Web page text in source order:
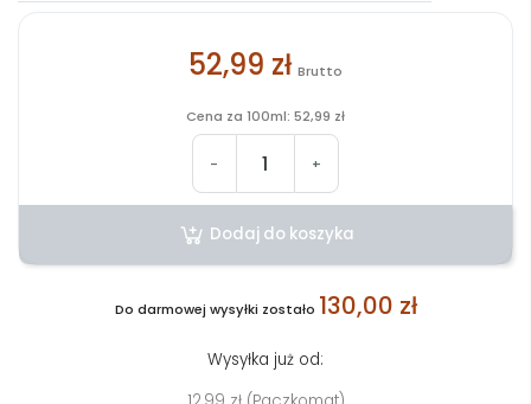
52,99 zł Brutto
Cena za 100ml: 52,99 zł
- +
Dodaj do koszyka
Do darmowej wysyłki zostało 130,00 zł
Wysyłka już od: